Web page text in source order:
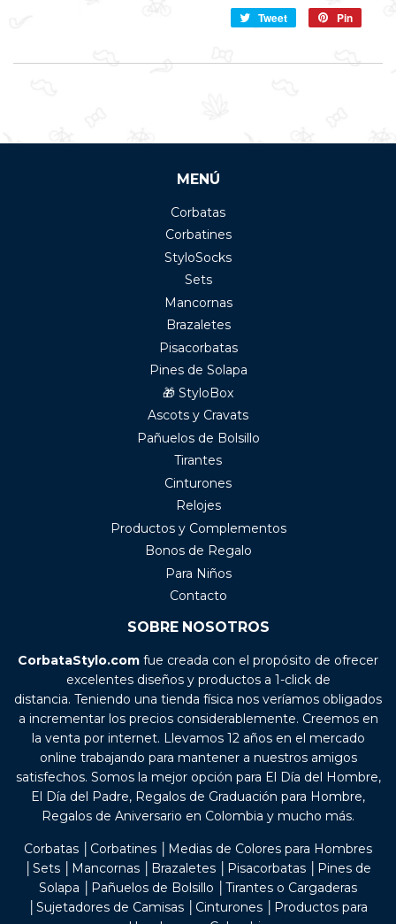
en
Facebook
Tweet
CompartirPin
MENÚ
Corbatas
Corbatines
StyloSocks
Sets
Mancornas
Brazaletes
Pisacorbatas
Pines de Solapa
🎁 StyloBox
Ascots y Cravats
Pañuelos de Bolsillo
Tirantes
Cinturones
Relojes
Productos y Complementos
Bonos de Regalo
Para Niños
Contacto
SOBRE NOSOTROS
CorbataStylo.com fue creada con el propósito de ofrecer
excelentes diseños y productos a 1-click de
distancia. Teniendo una tienda física nos veríamos obligados
a incrementar los precios considerablemente. Creemos en
la venta por internet. Llevamos 12 años en el mercado
online trabajando para mantener a nuestros amigos
satisfechos. Somos la mejor opción para El Día del Hombre,
El Día del Padre, Regalos de Graduación para Hombre,
Regalos de Aniversario en Colombia y mucho más.
Corbatas │Corbatines │Medias de Colores para Hombres
│Sets │Mancornas │Brazaletes │Pisacorbatas │Pines de
Solapa │Pañuelos de Bolsillo │Tirantes o Cargaderas
│Sujetadores de Camisas │Cinturones │Productos para